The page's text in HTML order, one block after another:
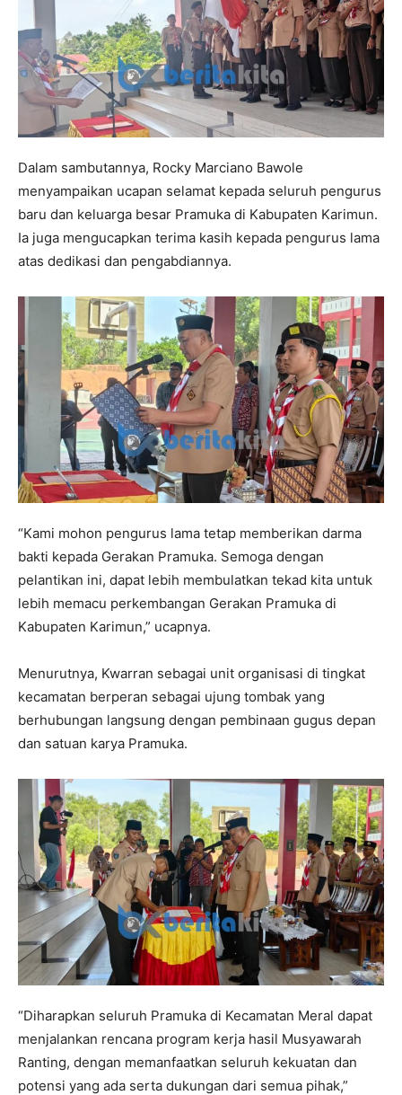
Dalam sambutannya, Rocky Marciano Bawole
menyampaikan ucapan selamat kepada seluruh pengurus
baru dan keluarga besar Pramuka di Kabupaten Karimun.
Ia juga mengucapkan terima kasih kepada pengurus lama
atas dedikasi dan pengabdiannya.
“Kami mohon pengurus lama tetap memberikan darma
bakti kepada Gerakan Pramuka. Semoga dengan
pelantikan ini, dapat lebih membulatkan tekad kita untuk
lebih memacu perkembangan Gerakan Pramuka di
Kabupaten Karimun,” ucapnya.
Menurutnya, Kwarran sebagai unit organisasi di tingkat
kecamatan berperan sebagai ujung tombak yang
berhubungan langsung dengan pembinaan gugus depan
dan satuan karya Pramuka.
“Diharapkan seluruh Pramuka di Kecamatan Meral dapat
menjalankan rencana program kerja hasil Musyawarah
Ranting, dengan memanfaatkan seluruh kekuatan dan
potensi yang ada serta dukungan dari semua pihak,”